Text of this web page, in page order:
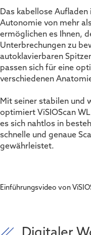
Das kabellose
Autonomie von mehr
ermöglichen es Ihnen,
Unterbrechungen zu
autoklavierbaren
passen sich für eine
verschiedenen
Mit seiner stabilen und
optimiert ViSIOScan
es sich nahtlos in
schnelle und genaue
gewährleistet.
Einführungsvideo von